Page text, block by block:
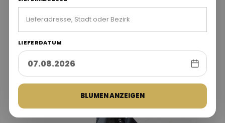
LIEFERDATUM
BLUMEN ANZEIGEN